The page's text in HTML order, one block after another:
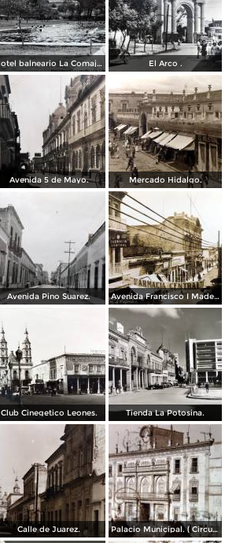
Hotel balneario La Comajilla León, Guanajuato El Arco .
Avenida 5 de Mayo. Mercado Hidalgo.
Avenida Pino Suarez. Avenida Francisco I Madero.
Club Cinegetico Leones. Tienda La Potosina.
Calle de Juarez. Palacio Municipal. ( Circulada el 23 de Julio de 1924 ).